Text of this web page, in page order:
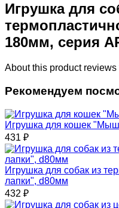
Игрушка для
180мм, серия
About this product reviews
Рекомендуем
Игрушка для кошек
431 ₽
Игрушка для собак из
лапки", d80мм
432 ₽